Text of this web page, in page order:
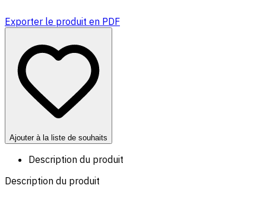
Exporter le produit en PDF
Ajouter à la liste de souhaits
Description du produit
Description du produit